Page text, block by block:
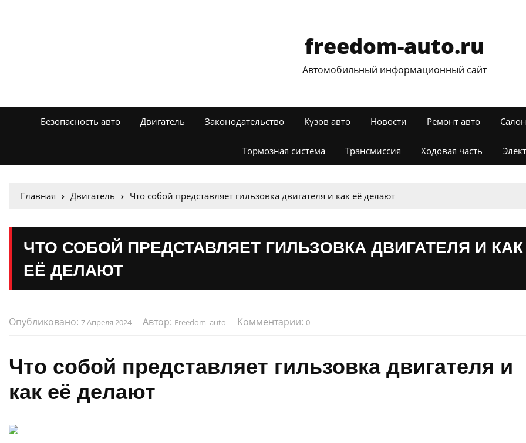
freedom-auto.ru
Автомобильный информационный сайт
Безопасность авто Двигатель Законодательство Кузов авто Новости Ремонт авто
Тормозная система Трансмиссия Ходовая часть
Главная Двигатель Что собой представляет гильзовка двигателя и как её делают
ЧТО СОБОЙ ПРЕДСТАВЛЯЕТ ГИЛЬЗОВКА ДВИГАТЕЛЯ И КАК
ЕЁ ДЕЛАЮТ
Опубликовано: 7 Апреля 2024 Автор: Freedom_auto Комментарии: 0
Что собой представляет гильзовка двигателя и
как её делают